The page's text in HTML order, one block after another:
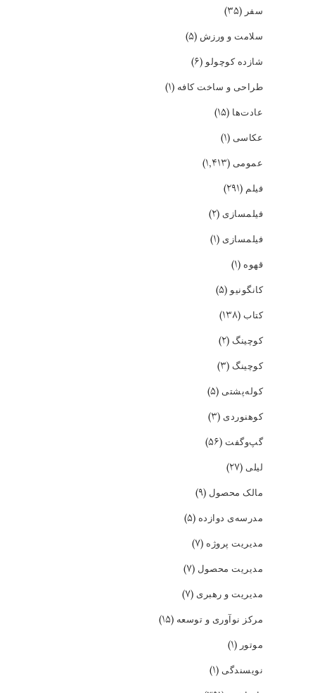
سفر (۳۵)
سلامت و ورزش (۵)
شازده کوچولو(۶)
طراحی و ساخت کافه (۱)
عادت‌ها (۱۵)
عکاسی (۱)
عمومی (۱,۴۱۳)
فیلم (۲۹۱)
فیلمسازی (۲)
فیلمسازی (۱)
قهوه (۱)
کانگونیو(۵)
کتاب (۱۳۸)
کوچینگ (۲)
کوچینگ (۳)
کوله‌پشتی (۵)
کوهنوردی (۳)
گپ‌و‌گفت (۵۶)
لیلی (۲۷)
مالک محصول (۹)
مدرسه‌ی دوازده (۵)
مدیریت پروژه (۷)
مدیریت محصول (۷)
مدیریت و رهبری (۷)
مرکز نوآوری و توسعه (۱۵)
موتور (۱)
نویسندگی (۱)